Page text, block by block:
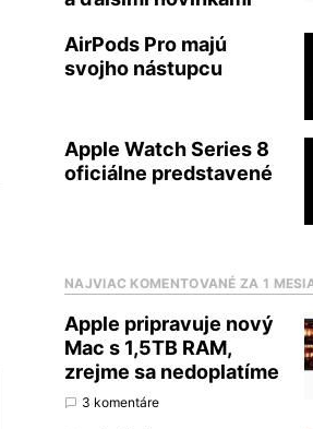
AirPods Pro majú
svojho nástupcu
Apple Watch Series 8
oficiálne predstavené
NAJVIAC KOMENTOVANÉ ZA 1
Apple pripravuje nový
Mac s 1,5TB RAM,
zrejme sa nedoplatíme
3 komentáre